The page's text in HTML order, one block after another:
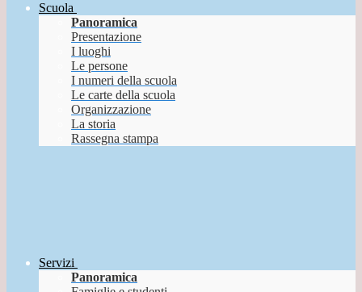
Scuola
Panoramica
Presentazione
I luoghi
Le persone
I numeri della scuola
Le carte della scuola
Organizzazione
La storia
Rassegna stampa
Servizi
Panoramica